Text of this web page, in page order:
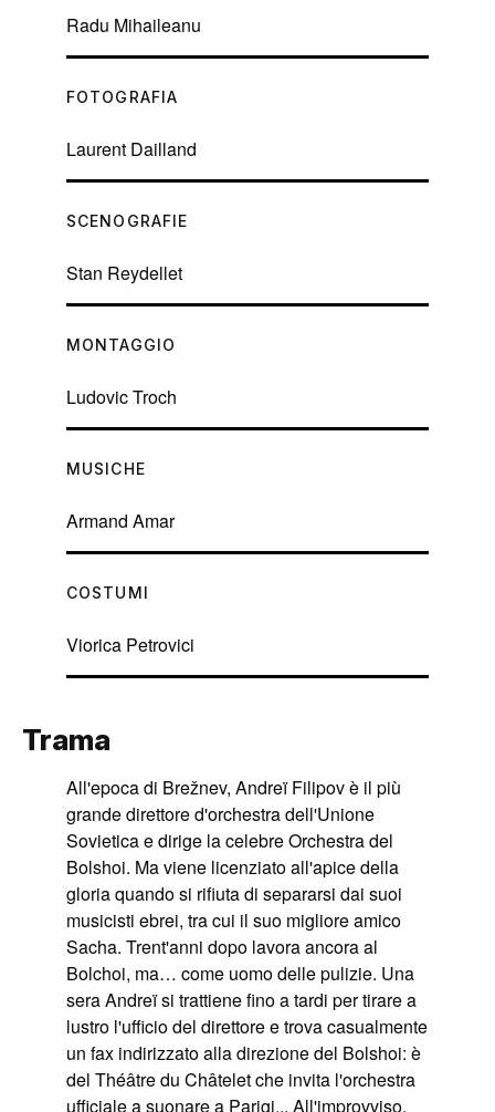
Radu Mihaileanu
FOTOGRAFIA
Laurent Dailland
SCENOGRAFIE
Stan Reydellet
MONTAGGIO
Ludovic Troch
MUSICHE
Armand Amar
COSTUMI
Viorica Petrovici
Trama
All'epoca di Brežnev, Andreï Filipov è il più
grande direttore d'orchestra dell'Unione
Sovietica e dirige la celebre Orchestra del
Bolshoi. Ma viene licenziato all'apice della
gloria quando si rifiuta di separarsi dai suoi
musicisti ebrei, tra cui il suo migliore amico
Sacha. Trent'anni dopo lavora ancora al
Bolchoi, ma… come uomo delle pulizie. Una
sera Andreï si trattiene fino a tardi per tirare a
lustro l'ufficio del direttore e trova casualmente
un fax indirizzato alla direzione del Bolshoi: è
del Théâtre du Châtelet che invita l'orchestra
ufficiale a suonare a Parigi... All'improvviso,